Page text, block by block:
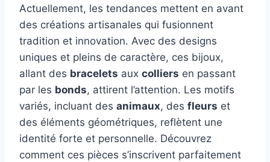
Actuellement, les tendances mettent en avant
des créations artisanales qui fusionnent
tradition et innovation. Avec des designs
uniques et pleins de caractère, ces bijoux,
allant des bracelets aux colliers en passant
par les bonds, attirent l’attention. Les motifs
variés, incluant des animaux, des fleurs et
des éléments géométriques, reflètent une
identité forte et personnelle. Découvrez
comment ces pièces s’inscrivent parfaitement